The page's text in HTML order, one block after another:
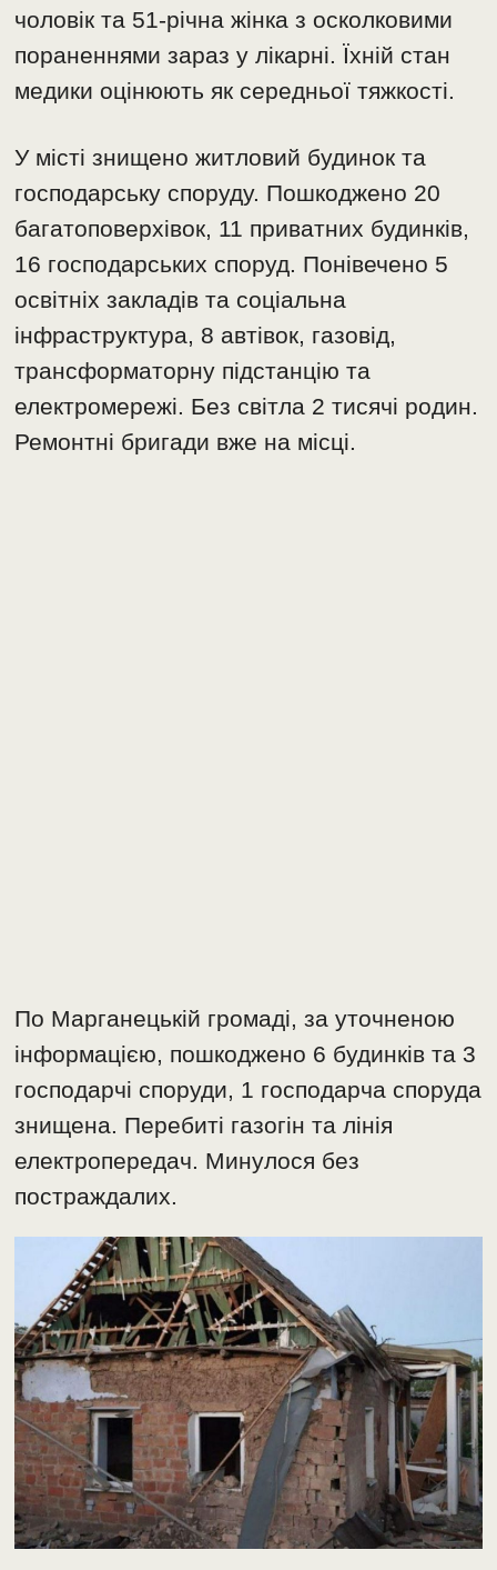
чоловік та 51-річна жінка з осколковими
пораненнями зараз у лікарні. Їхній стан
медики оцінюють як середньої тяжкості.
У місті знищено житловий будинок та
господарську споруду. Пошкоджено 20
багатоповерхівок, 11 приватних будинків,
16 господарських споруд. Понівечено 5
освітніх закладів та соціальна
інфраструктура, 8 автівок, газовід,
трансформаторну підстанцію та
електромережі. Без світла 2 тисячі родин.
Ремонтні бригади вже на місці.
По Марганецькій громаді, за уточненою
інформацією, пошкоджено 6 будинків та 3
господарчі споруди, 1 господарча споруда
знищена. Перебиті газогін та лінія
електропередач. Минулося без
постраждалих.